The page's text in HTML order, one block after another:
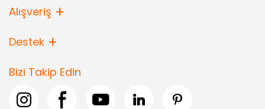
Alışveriş
Destek
Bizi Takip Edin